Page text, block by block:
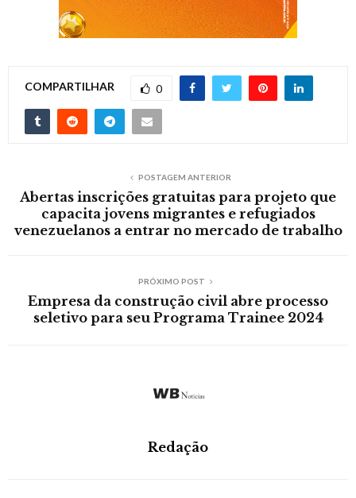
COMPARTILHAR 0
POSTAGEM ANTERIOR
Abertas inscrições gratuitas para projeto que
capacita jovens migrantes e refugiados
venezuelanos a entrar no mercado de trabalho
PRÓXIMO POST
Empresa da construção civil abre processo
seletivo para seu Programa Trainee 2024
Redação